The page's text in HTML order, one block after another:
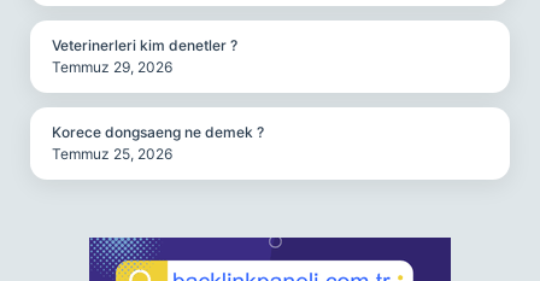
Veterinerleri kim denetler ?
Temmuz 29, 2026
Korece dongsaeng ne demek ?
Temmuz 25, 2026